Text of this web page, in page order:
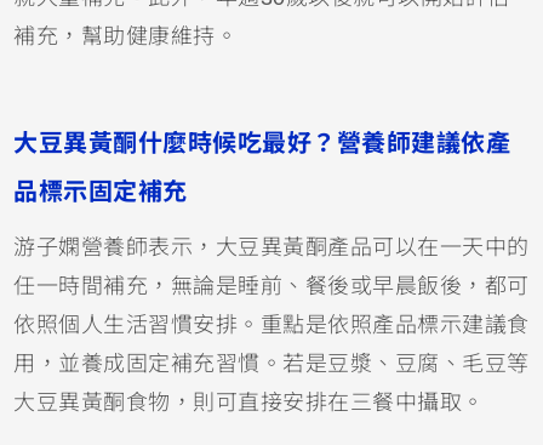
補充，幫助健康維持。
大豆異黃酮什麼時候吃最好？營養師建議依產
品標示固定補充
游子嫻營養師表示，大豆異黃酮產品可以在一天中的
任一時間補充，無論是睡前、餐後或早晨飯後，都可
依照個人生活習慣安排。重點是依照產品標示建議食
用，並養成固定補充習慣。若是豆漿、豆腐、毛豆等
大豆異黃酮食物，則可直接安排在三餐中攝取。